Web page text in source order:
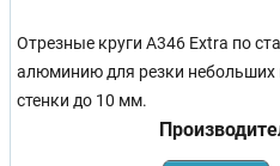
Отрезные круги A346 Extra по
алюминию для резки небольших
стенки до 10 мм.